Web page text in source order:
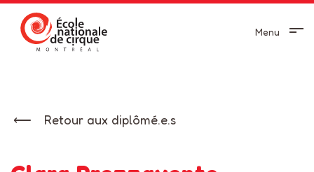
Menu
Retour aux diplômé.e.s